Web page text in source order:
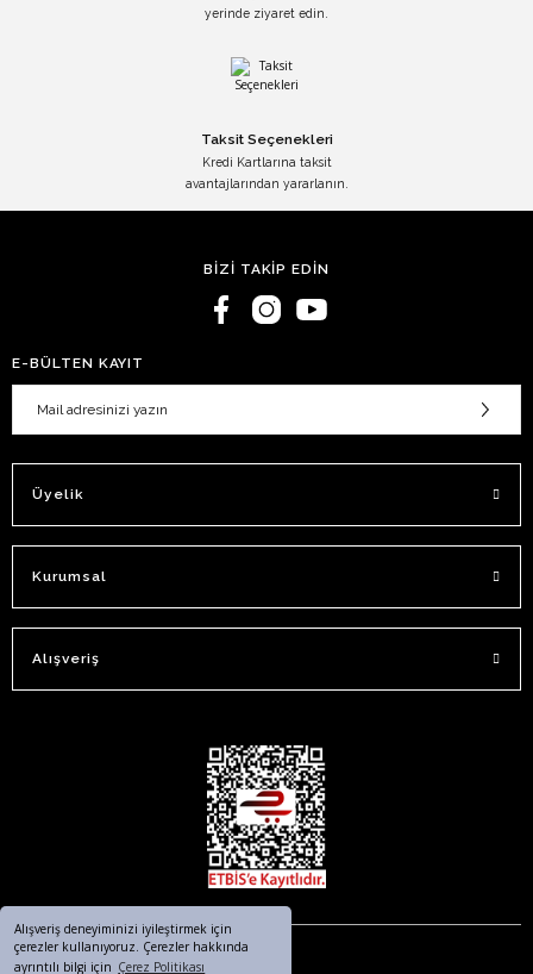
Alışveriş deneyiminizi iyileştirmek için
çerezler kullanıyoruz. Çerezler hakkında
ayrıntılı bilgi için Çerez Politikası
yerinde ziyaret edin.
Taksit Seçenekleri
Kredi Kartlarına taksit
avantajlarından yararlanın.
BİZİ TAKİP EDİN
E-BÜLTEN KAYIT
Üyelik
Kurumsal
Alışveriş